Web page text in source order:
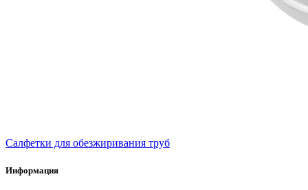
Салфетки для обезжиривания труб
Информация